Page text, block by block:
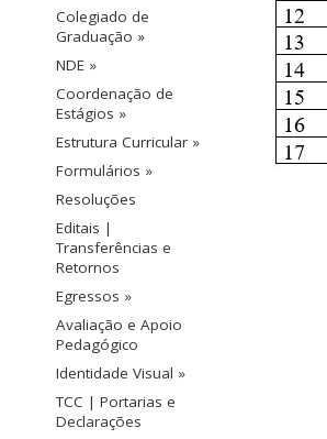
Colegiado de
Graduação »
NDE »
Coordenação de
Estágios »
Estrutura Curricular »
Formulários »
Resoluções
Editais |
Transferências e
Retornos
Egressos »
Avaliação e Apoio
Pedagógico
Identidade Visual »
TCC | Portarias e
Declarações